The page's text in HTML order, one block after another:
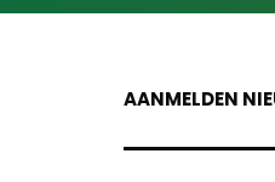
AANMELDEN